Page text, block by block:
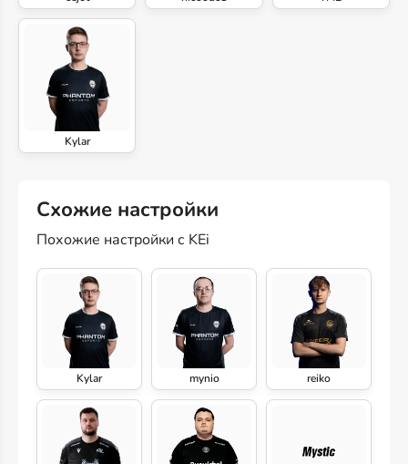
Kylar
Схожие настройки
Похожие настройки с KEi
Kylar mynio reiko